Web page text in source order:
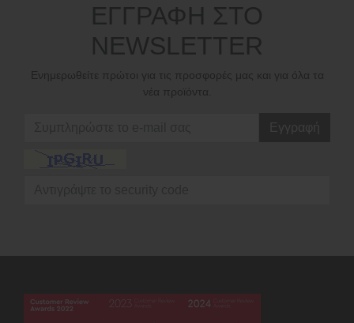
ΕΓΓΡΑΦΗ ΣΤΟ
NEWSLETTER
Ενημερωθείτε πρώτοι για τις προσφορές μας και για όλα τα
νέα προϊόντα.